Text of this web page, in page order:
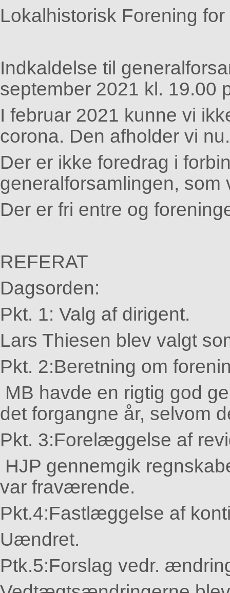
Lokalhistorisk Forening
Indkaldelse til
september 2021 kl. 19.00
I februar 2021 kunne vi
corona. Den afholder vi nu.
Der er ikke foredrag i
generalforsamlingen,
Der er fri entre og
REFERAT
Dagsorden:
Pkt. 1: Valg af dirigent.
Lars Thiesen blev valgt
Pkt. 2:Beretning om
MB havde en rigtig god
det forgangne år, selvom
Pkt. 3:Forelæggelse af
HJP gennemgik
var fraværende.
Pkt.4:Fastlæggelse af
Uændret.
Ptk.5:Forslag vedr.